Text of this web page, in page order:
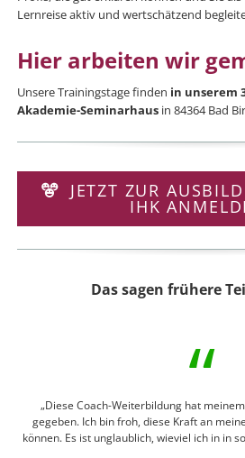
Lernreise aktiv und wertschätzend
Hier arbeiten wir
Unsere Trainingstage finden in unserem
Akademie-Seminarhausin 84364 Bad
JETZT ZUR
IHK
Das sagen frühere
„Diese Coach-Weiterbildung hat
gegeben. Ich bin froh, diese Kraft an
können. Es ist unglaublich, wieviel ich in in